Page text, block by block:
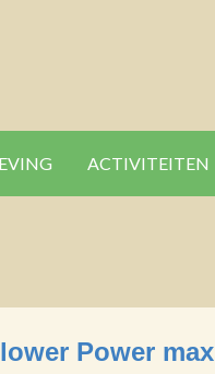
ACTIVITEITEN
Power